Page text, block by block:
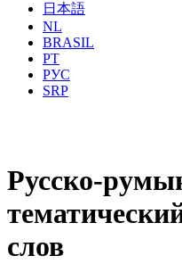
日本語
NL
BRASIL
PT
РУС
SRP
Русско-
слов